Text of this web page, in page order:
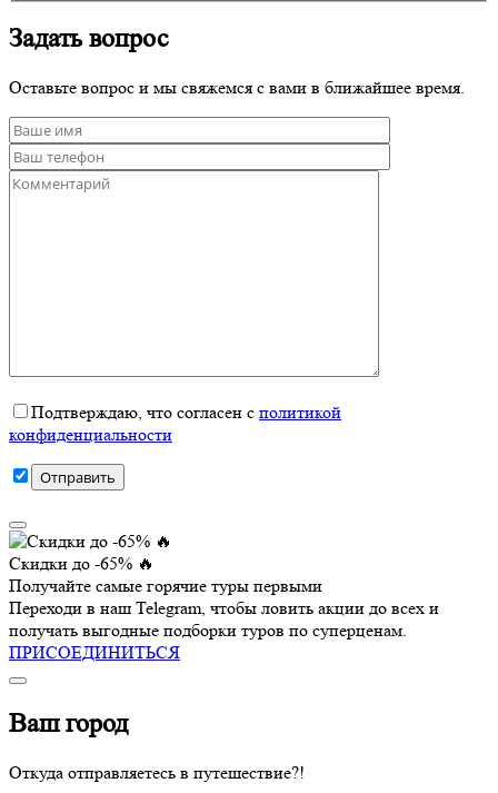
Задать вопрос
Оставьте вопрос и мы свяжемся с вами в ближайшее время.
Подтверждаю, что согласен с политикой
конфиденциальности
Скидки до -65% 🔥
Получайте самые горячие туры первыми
Переходи в наш Telegram, чтобы ловить акции до всех и
получать выгодные подборки туров по суперценам.
ПРИСОЕДИНИТЬСЯ
Ваш город
Откуда отправляетесь в путешествие?!